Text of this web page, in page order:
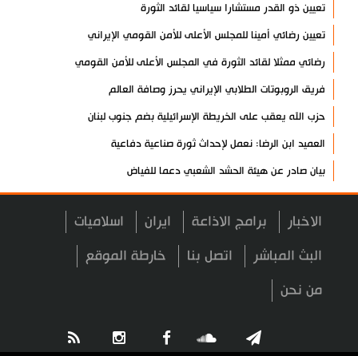
تعيين ذو القدر مستشارا سياسيا لقائد الثورة
تعيين رضائي أمينا للمجلس الأعلى للأمن القومي الإيراني
رضائي ممثلا لقائد الثورة في المجلس الأعلى للأمن القومي
فريق الروبوتات الطلابي الإيراني يحرز وصافة العالم
حزب الله يعقب على الخريطة الإسرائيلية بضم جنوب لبنان
العميد ابن الرضا: نعمل لإحداث ثورة صناعية دفاعية
بيان صادر عن هيئة الحشد الشعبي دعما للفياض
آية الله لاريجاني: مضيق هرمز لن يعود إلى وضعه السابق
إنجاز إيراني في إنتاج فيروسات مُهندسة وراثيا لعلاج السرطان
تكريم الشهيد لاريجاني ومنحه "الجائزة الوطنية للتعليم والثقافة
آخر مستجدات الإبادة الجماعية في غزة
"حماس": نتمسك بالاتفاق مع الوسطاء والأولوية للتنفيذ
الاخبار برامج الاذاعة ايران اسلاميات
البث المباشر اتصل بنا خارطة الموقع
من نحن